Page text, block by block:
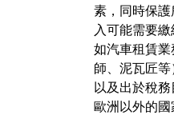
素，同時保
入可能需要
如汽車租賃業
師、泥瓦匠
以及出於稅
歐洲以外的